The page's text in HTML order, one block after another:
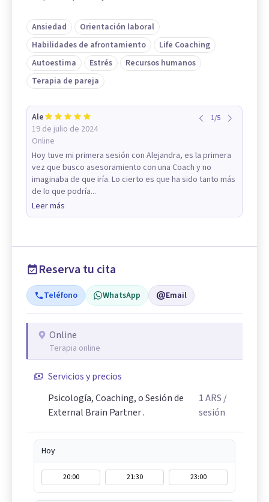
Ansiedad
Orientación laboral
Habilidades de afrontamiento
Life Coaching
Autoestima
Estrés
Recursos humanos
Terapia de pareja
Ale
19 de julio de 2024
Online
1/5
Hoy tuve mi primera sesión con Alejandra, es la primera
vez que busco asesoramiento con una Coach y no
imaginaba de que iría. Lo cierto es que ha sido tanto más
de lo que podría...
Leer más
Reserva tu cita
Teléfono WhatsApp Email
Online
Terapia online
Servicios y precios
Psicología, Coaching, o Sesión de
External Brain Partner .
1 ARS /
sesión
Hoy
20:00 21:30 23:00